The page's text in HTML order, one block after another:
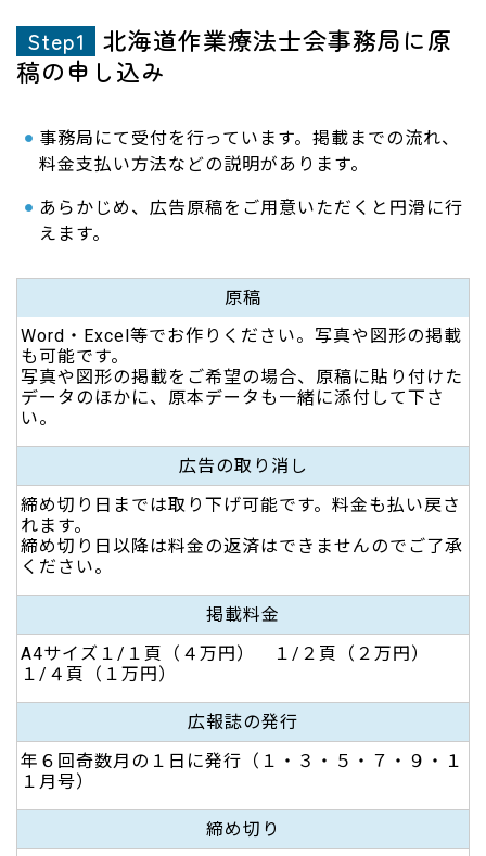
Step1
北海道作業療法士会事務局に原
稿の申し込み
事務局にて受付を行っています。掲載までの流れ、
料金支払い方法などの説明があります。
あらかじめ、広告原稿をご用意いただくと円滑に行
えます。
原稿
Word・Excel等でお作りください。写真や図形の掲載
も可能です。
写真や図形の掲載をご希望の場合、原稿に貼り付けた
データのほかに、原本データも一緒に添付して下さ
い。
広告の取り消し
締め切り日までは取り下げ可能です。料金も払い戻さ
れます。
締め切り日以降は料金の返済はできませんのでご了承
ください。
掲載料金
A4サイズ１/１頁（４万円） １/２頁（２万円）
１/４頁（１万円）
広報誌の発行
年６回奇数月の１日に発行（１・３・５・７・９・１
１月号）
締め切り